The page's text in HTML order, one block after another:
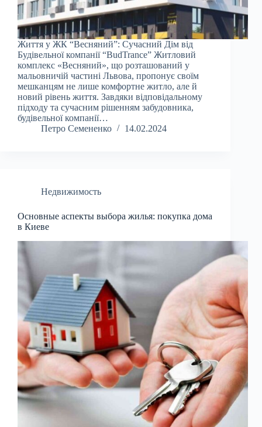
Життя у ЖК “Весняний”: Сучасний Дім від
Будівельної компанії “BudTrance” Житловий
комплекс «Весняний», що розташований у
мальовничій частині Львова, пропонує своїм
мешканцям не лише комфортне житло, але й
новий рівень життя. Завдяки відповідальному
підходу та сучасним рішенням забудовника,
будівельної компанії…
Петро Семененко
14.02.2024
Недвижимость
Основные аспекты выбора жилья: покупка дома
в Киеве